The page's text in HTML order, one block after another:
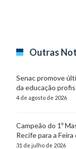
Outras
Senac promove
da educação
4 de agosto de 2026
Campeão do 1º
Recife para a
31 de julho de 2026